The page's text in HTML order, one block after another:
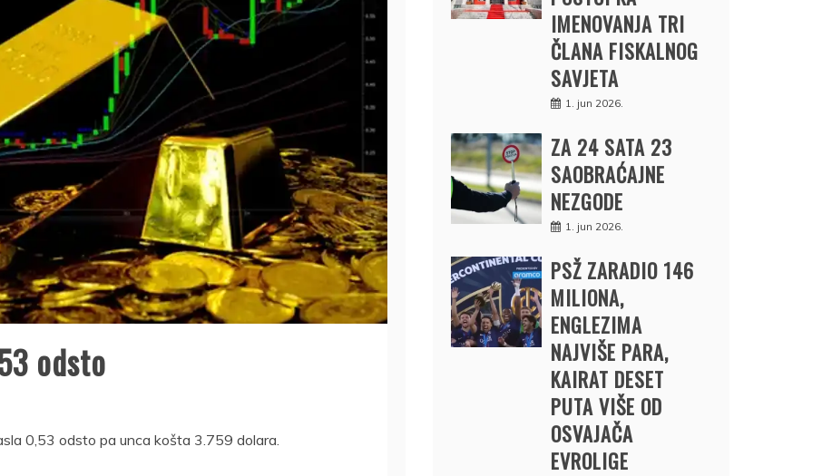
odsto
0,53 odsto pa unca košta 3.759 dolara.
IMENOVANJA TRI
ČLANA FISKALNOG
SAVJETA
1. jun 2026.
ZA 24 SATA 23
SAOBRAĆAJNE
NEZGODE
1. jun 2026.
PSŽ ZARADIO 146
MILIONA,
ENGLEZIMA
NAJVIŠE PARA,
KAIRAT DESET
PUTA VIŠE OD
OSVAJAČA
EVROLIGE